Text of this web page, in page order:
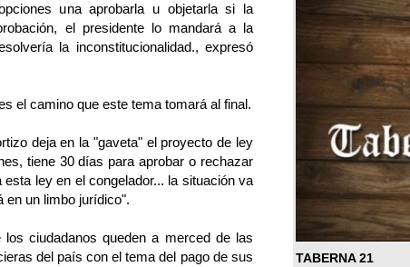
una aprobarla u objetarla si la
el presidente lo mandará a la
la inconstitucionalidad., expresó
el camino que este tema tomará al final.
deja en la "gaveta" el proyecto de ley
tiene 30 días para aprobar o rechazar
ley en el congelador... la situación va
en un limbo jurídico".
ciudadanos queden a merced de las
del país con el tema del pago de sus
TABERNA 21